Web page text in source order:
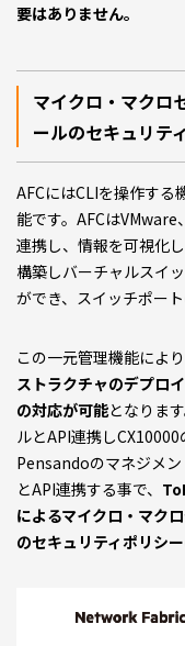
要はありません。
マイクロ・マクロ
ールのセキュリテ
AFCにはCLIを操作する
能です。AFCは
連携し、情報を可視化
構築しバーチャルスイ
ができ、スイッチポー
この一元管理機能により
ストラクチャのデプロ
の対応が可能となりま
ルとAPI連携し
Pensandoのマネジメン
とAPI連携する事で、
によるマイクロ・マク
のセキュリティポリシ